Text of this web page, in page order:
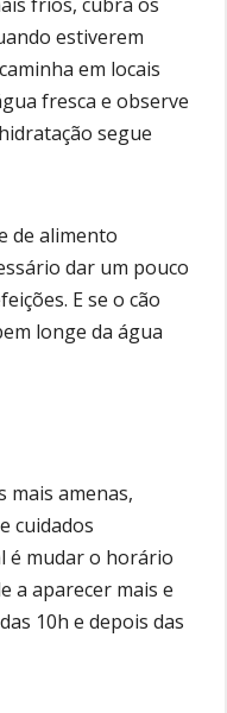
estiverem
em locais
fresca e observe
segue
de alimento
dar um pouco
E se o cão
longe da água
amenas,
cuidados
é mudar o horário
a aparecer mais e
10h e depois das